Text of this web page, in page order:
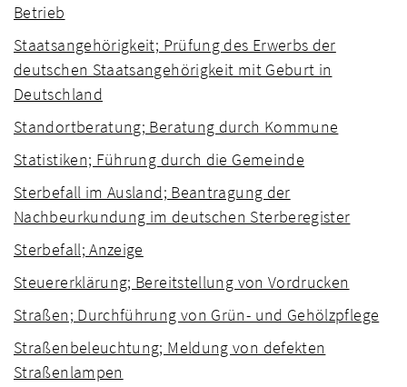
Betrieb
Staatsangehörigkeit; Prüfung des Erwerbs der
deutschen Staatsangehörigkeit mit Geburt in
Deutschland
Standortberatung; Beratung durch Kommune
Statistiken; Führung durch die Gemeinde
Sterbefall im Ausland; Beantragung der
Nachbeurkundung im deutschen Sterberegister
Sterbefall; Anzeige
Steuererklärung; Bereitstellung von Vordrucken
Straßen; Durchführung von Grün- und Gehölzpflege
Straßenbeleuchtung; Meldung von defekten
Straßenlampen